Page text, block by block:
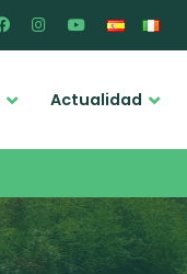
Actualidad